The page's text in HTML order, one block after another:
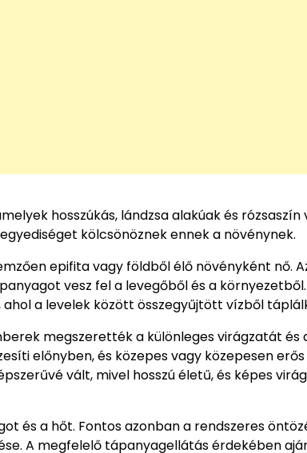
hosszúkás, lándzsa alakúak és rózsaszín
kölcsönöznek ennek a növénynek.
epifita vagy földből élő növényként nő.
vesz fel a levegőből és a
a levelek között összegyűjtött vízből
megszerették a különleges virágzatát és
előnyben, és közepes vagy közepesen
vált, mivel hosszú életű, és képes
és a hőt. Fontos azonban a rendszeres
A megfelelő tápanyagellátás érdekében